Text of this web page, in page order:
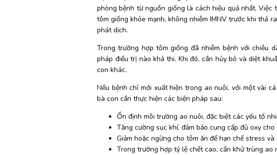
phòng bệnh từ nguồn giống là cách hiệu quả nhất.
tôm giống khỏe mạnh, không nhiễm IMNV trước khi thả
phát dịch.
Trong trường hợp tôm giống đã nhiễm bệnh với chiều
pháp điều trị nào khả thi. Khi đó, cần hủy bỏ và diệt
con khác.
Nếu bệnh chỉ mới xuất hiện trong ao nuôi, với một vài
bà con cần thực hiện các biện pháp sau:
Ổn định môi trường ao nuôi, đặc biệt các yếu tố
Tăng cường sục khí, đảm bảo cung cấp đủ oxy cho
Giảm hoặc ngừng cho tôm ăn để hạn chế stress
Trong trường hợp tỷ lệ chết cao, cần khử trùng ao